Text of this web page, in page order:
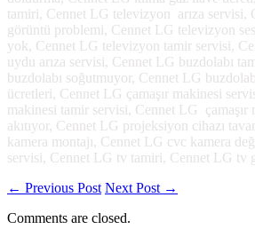
tamiri, Cennet LG televizyon arıza servisi,
görüntü problemi, Cennet LG televizyon
yok, Cennet LG televizyon tamir servisi,
uydu arıza servisi, Cennet LG buzdolabı
buzdolabı soğutmuyor, Cennet LG
ücretleri, Cennet LG çamaşır makinesi
makinesi tamir servisi, Cennet LG çamaşır
akıtıyor, Cennet LG projeksiyon cihazı
kamera montajı, Cennet LG cvc kamera
servisi, Cennet LG tv tamiri, Cennet LG tv
← Previous Post Next Post →
Comments are closed.